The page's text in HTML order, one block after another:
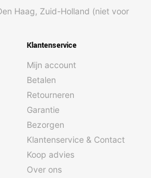
Haag, Zuid-Holland (niet voor
Klantenservice
Mijn account
Betalen
Retourneren
Garantie
Bezorgen
Klantenservice & Contact
Koop advies
Over ons